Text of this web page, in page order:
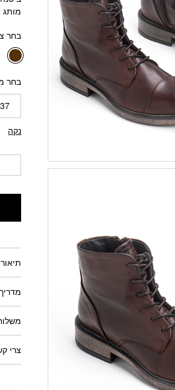
מותג
בחר
בחר
37
נקה
צרי